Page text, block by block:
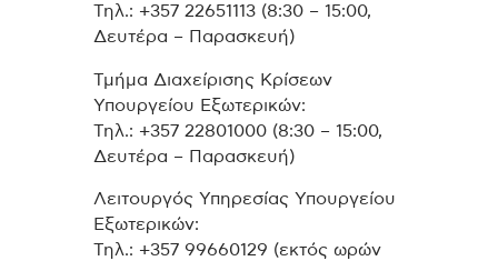
Τηλ.: +357 22651113 (8:30 – 15:00,
Δευτέρα – Παρασκευή)
Τμήμα Διαχείρισης Κρίσεων
Υπουργείου Εξωτερικών:
Τηλ.: +357 22801000 (8:30 – 15:00,
Δευτέρα – Παρασκευή)
Λειτουργός Υπηρεσίας Υπουργείου
Εξωτερικών:
Τηλ.: +357 99660129 (εκτός ωρών